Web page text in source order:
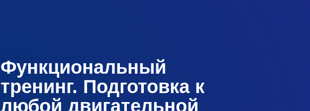
Функциональный
тренинг. Подготовка к
любой двигательной